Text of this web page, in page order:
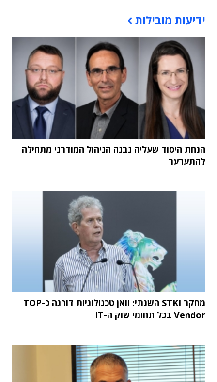
ידיעות מובילות
הנחת היסוד שעליה נבנה הניהול המודרני מתחילה
להתערער
מחקר STKI השנתי: וואן טכנולוגיות דורגה כ-TOP
Vendor בכל תחומי שוק ה-IT